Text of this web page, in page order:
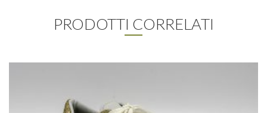
PRODOTTI CORRELATI